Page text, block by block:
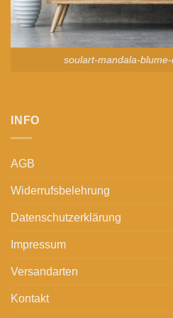
soulart-mandala-
INFO
AGB
Widerrufsbelehrung
Datenschutzerklärung
Impressum
Versandarten
Kontakt